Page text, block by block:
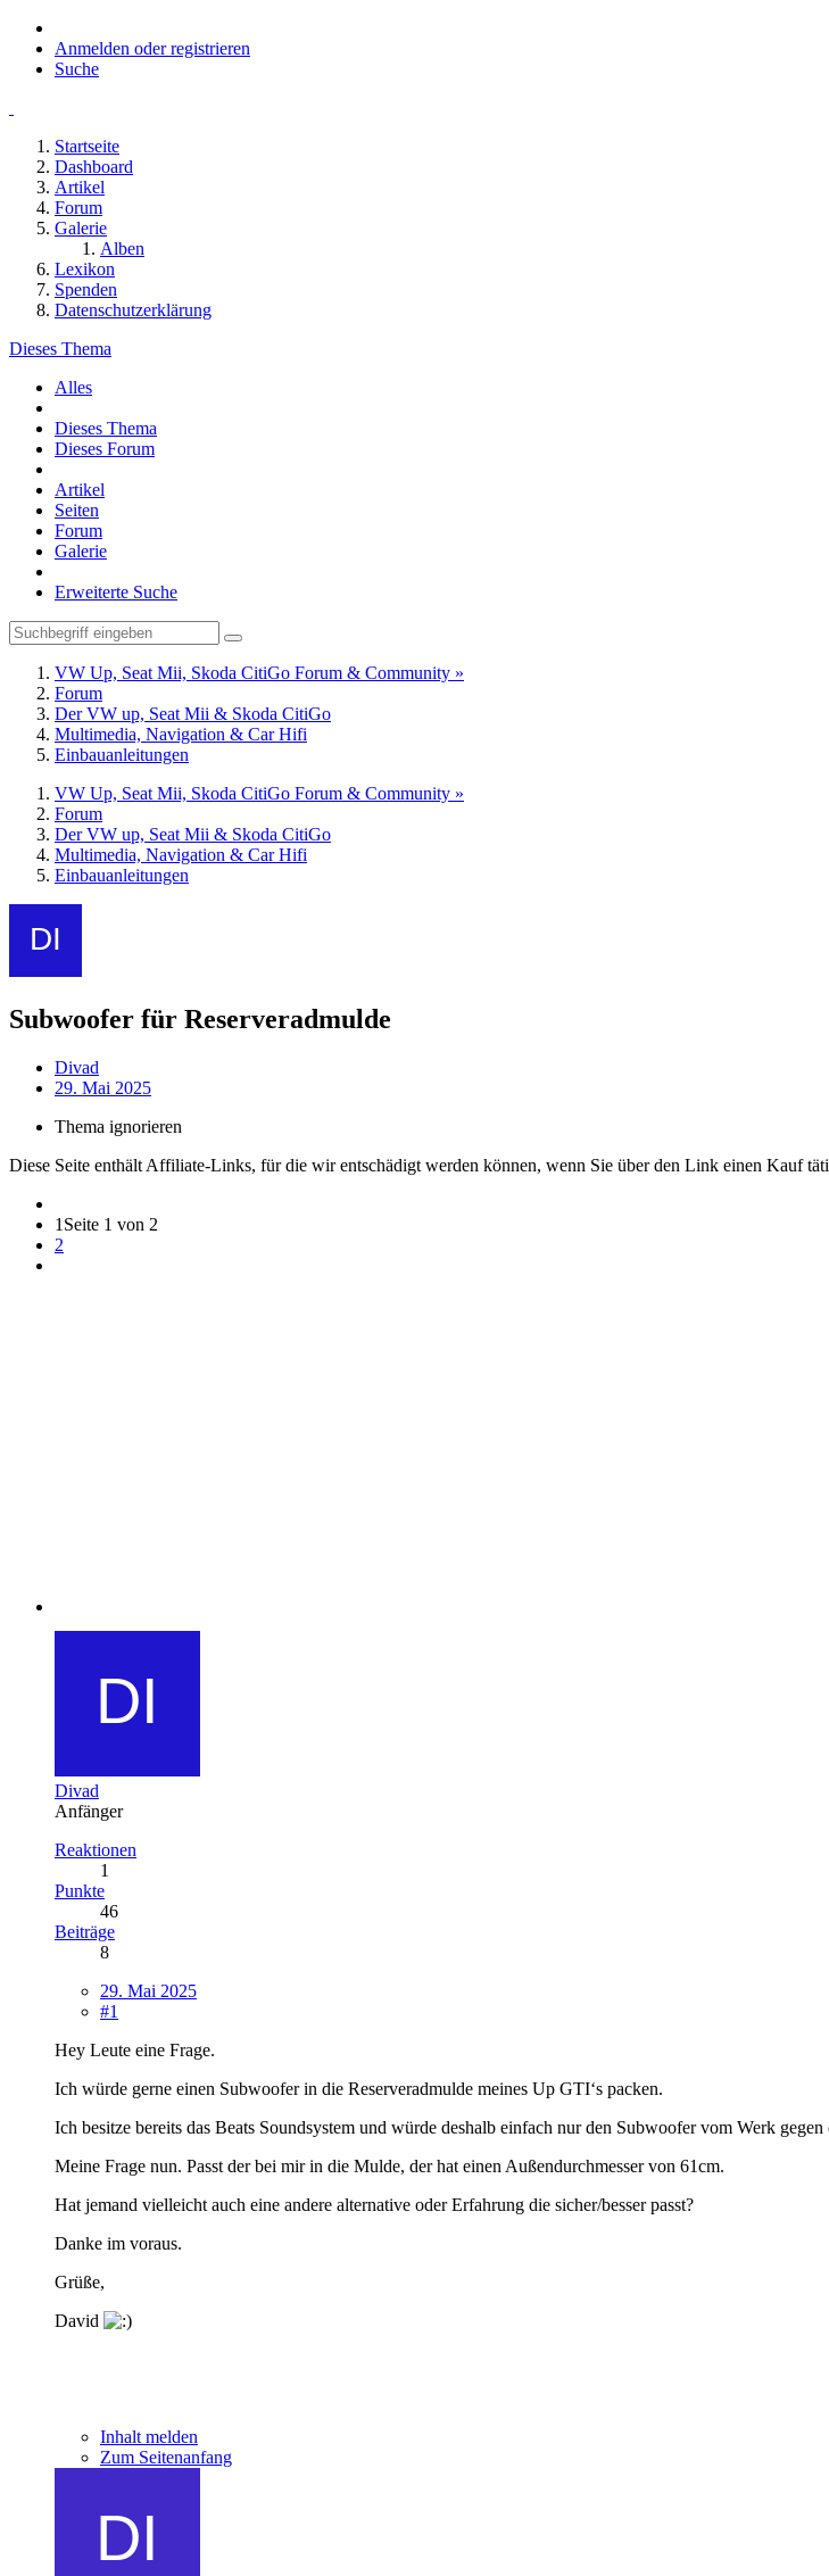
Anmelden oder registrieren
Suche
Startseite
Dashboard
Artikel
Forum
Galerie
Alben
Lexikon
Spenden
Datenschutzerklärung
Dieses Thema
Alles
Dieses Thema
Dieses Forum
Artikel
Seiten
Forum
Galerie
Erweiterte Suche
VW Up, Seat Mii, Skoda CitiGo Forum & Community »
Forum
Der VW up, Seat Mii & Skoda CitiGo
Multimedia, Navigation & Car Hifi
Einbauanleitungen
VW Up, Seat Mii, Skoda CitiGo Forum & Community »
Forum
Der VW up, Seat Mii & Skoda CitiGo
Multimedia, Navigation & Car Hifi
Einbauanleitungen
Subwoofer für Reserveradmulde
Divad
29. Mai 2025
Thema ignorieren
Diese Seite enthält Affiliate-Links, für die wir entschädigt werden können, wenn Sie über den Link einen Kauf
1 Seite 1 von 2
2
Divad
Anfänger
Reaktionen
1
Punkte
46
Beiträge
8
29. Mai 2025
#1
Hey Leute eine Frage.
Ich würde gerne einen Subwoofer in die Reserveradmulde meines Up GTI‘s packen.
Ich besitze bereits das Beats Soundsystem und würde deshalb einfach nur den Subwoofer vom Werk
Meine Frage nun. Passt der bei mir in die Mulde, der hat einen Außendurchmesser von 61cm.
Hat jemand vielleicht auch eine andere alternative oder Erfahrung die sicher/besser passt?
Danke im voraus.
Grüße,
David
Inhalt melden
Zum Seitenanfang